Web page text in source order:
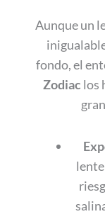
Aunque un
fondo, el
Zodiac los